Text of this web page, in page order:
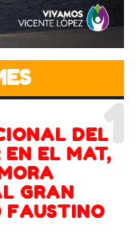
1
DEL
EL MAT,
GRAN
FAUSTINO